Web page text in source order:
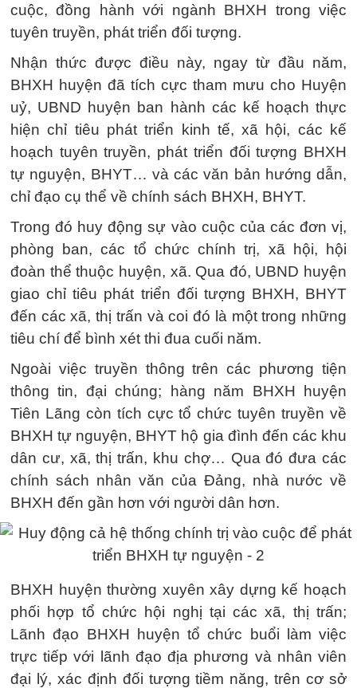
cuộc, đồng hành với ngành BHXH trong việc
tuyên truyền, phát triển đối tượng.
Nhận thức được điều này, ngay từ đầu năm,
BHXH huyện đã tích cực tham mưu cho Huyện
uỷ, UBND huyện ban hành các kế hoạch thực
hiện chỉ tiêu phát triển kinh tế, xã hội, các kế
hoạch tuyên truyền, phát triển đối tượng BHXH
tự nguyện, BHYT… và các văn bản hướng dẫn,
chỉ đạo cụ thể về chính sách BHXH, BHYT.
Trong đó huy động sự vào cuộc của các đơn vị,
phòng ban, các tổ chức chính trị, xã hội, hội
đoàn thể thuộc huyện, xã. Qua đó, UBND huyện
giao chỉ tiêu phát triển đối tượng BHXH, BHYT
đến các xã, thị trấn và coi đó là một trong những
tiêu chí để bình xét thi đua cuối năm.
Ngoài việc truyền thông trên các phương tiện
thông tin, đại chúng; hàng năm BHXH huyện
Tiên Lãng còn tích cực tổ chức tuyên truyền về
BHXH tự nguyện, BHYT hộ gia đình đến các khu
dân cư, xã, thị trấn, khu chợ… Qua đó đưa các
chính sách nhân văn của Đảng, nhà nước về
BHXH đến gần hơn với người dân hơn.
BHXH huyện thường xuyên xây dựng kế hoạch
phối hợp tổ chức hội nghị tại các xã, thị trấn;
Lãnh đạo BHXH huyện tổ chức buổi làm việc
trực tiếp với lãnh đạo địa phương và nhân viên
đại lý, xác định đối tượng tiềm năng, trên cơ sở